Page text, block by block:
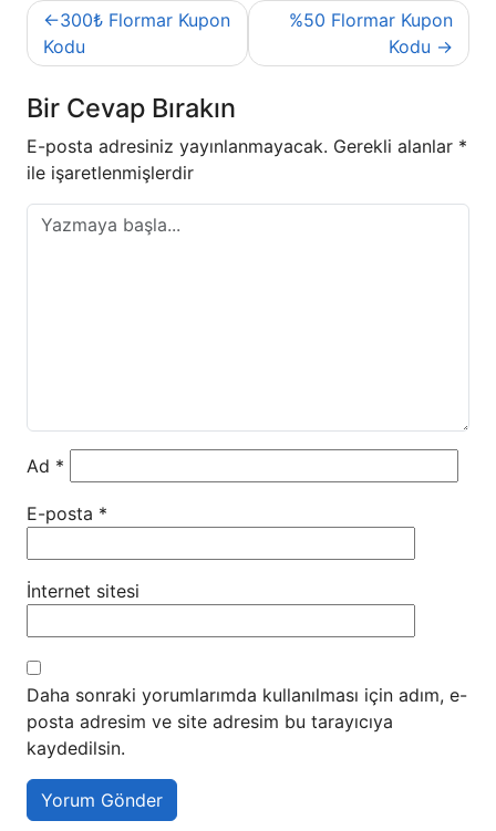
Yazı
gezinmesi
300₺ Flormar Kupon
Kodu
%50 Flormar Kupon
Kodu
Bir Cevap Bırakın
E-posta adresiniz yayınlanmayacak. Gerekli alanlar *
ile işaretlenmişlerdir
Ad *
E-posta *
İnternet sitesi
Daha sonraki yorumlarımda kullanılması için adım, e-
posta adresim ve site adresim bu tarayıcıya
kaydedilsin.